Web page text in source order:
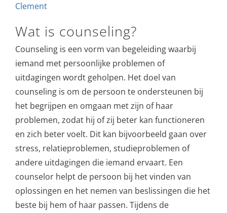
Clement
Wat is counseling?
Counseling is een vorm van begeleiding waarbij
iemand met persoonlijke problemen of
uitdagingen wordt geholpen. Het doel van
counseling is om de persoon te ondersteunen bij
het begrijpen en omgaan met zijn of haar
problemen, zodat hij of zij beter kan functioneren
en zich beter voelt. Dit kan bijvoorbeeld gaan over
stress, relatieproblemen, studieproblemen of
andere uitdagingen die iemand ervaart. Een
counselor helpt de persoon bij het vinden van
oplossingen en het nemen van beslissingen die het
beste bij hem of haar passen. Tijdens de